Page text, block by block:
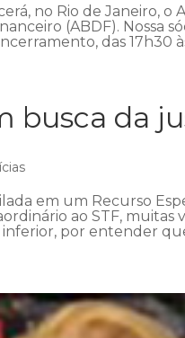
no Rio de Janeiro, o
(ABDF). Nossa
das 17h30
busca da
em um Recurso
ao STF, muitas
por entender